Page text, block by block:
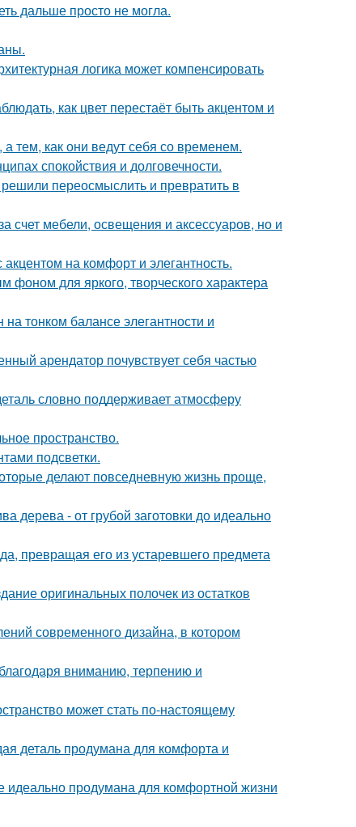
дальше просто не могла.
логика может компенсировать
как цвет перестаёт быть акцентом и
тем, как они ведут себя со временем.
спокойствия и долговечности.
переосмыслить и превратить в
счет мебели, освещения и аксессуаров, но и
на комфорт и элегантность.
фоном для яркого, творческого характера
тонком балансе элегантности и
арендатор почувствует себя частью
словно поддерживает атмосферу
пространство.
подсветки.
делают повседневную жизнь проще,
дерева - от грубой заготовки до идеально
превращая его из устаревшего предмета
оригинальных полочек из остатков
современного дизайна, в котором
вниманию, терпению и
может стать по-настоящему
деталь продумана для комфорта и
идеально продумана для комфортной жизни